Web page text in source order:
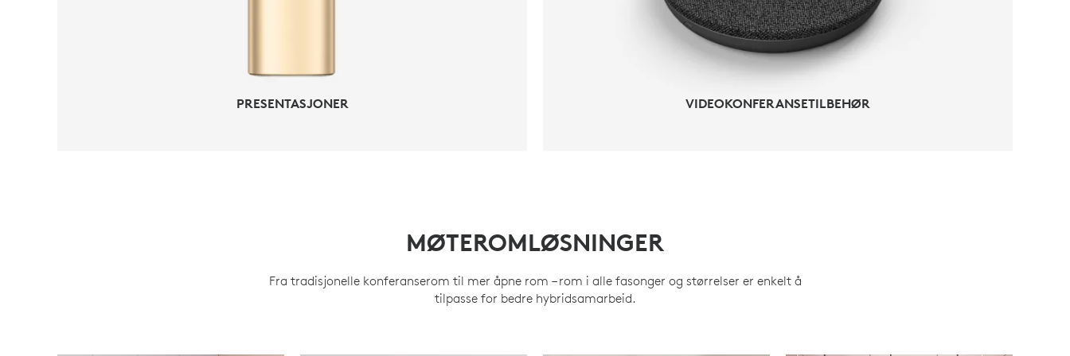
PRESENTASJONER VIDEOKONFERANSETILBEHØR
MØTEROMLØSNINGER
Fra tradisjonelle konferanserom til mer åpne rom – rom i alle fasonger og størrelser er enkelt å
tilpasse for bedre hybridsamarbeid.